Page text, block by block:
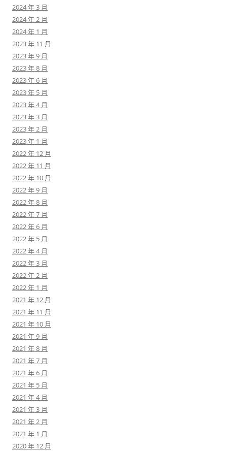
2024 年 3 月
2024 年 2 月
2024 年 1 月
2023 年 11 月
2023 年 9 月
2023 年 8 月
2023 年 6 月
2023 年 5 月
2023 年 4 月
2023 年 3 月
2023 年 2 月
2023 年 1 月
2022 年 12 月
2022 年 11 月
2022 年 10 月
2022 年 9 月
2022 年 8 月
2022 年 7 月
2022 年 6 月
2022 年 5 月
2022 年 4 月
2022 年 3 月
2022 年 2 月
2022 年 1 月
2021 年 12 月
2021 年 11 月
2021 年 10 月
2021 年 9 月
2021 年 8 月
2021 年 7 月
2021 年 6 月
2021 年 5 月
2021 年 4 月
2021 年 3 月
2021 年 2 月
2021 年 1 月
2020 年 12 月